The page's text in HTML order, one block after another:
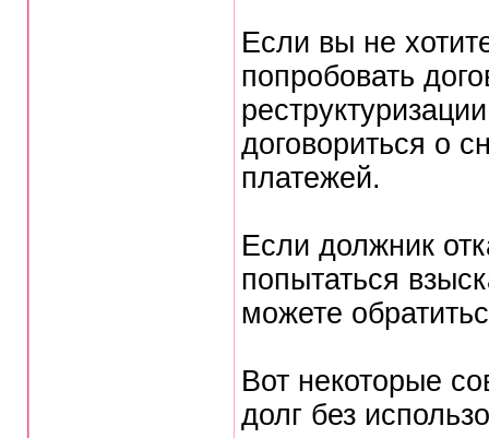
Если вы не
попробовать
договориться о
платежей.
Если должник
попытаться
можете
Вот некоторые
долг без